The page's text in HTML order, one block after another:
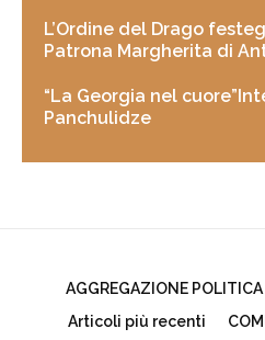
L’Ordine del Drago
Patrona Margherita di
“La Georgia nel
Panchulidze
AGGREGAZIONE POLITICA
Articoli più recenti